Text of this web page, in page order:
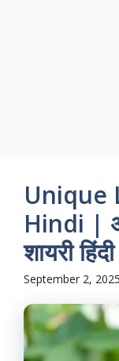
Unique
Hindi |
शायरी
September 2, 2025